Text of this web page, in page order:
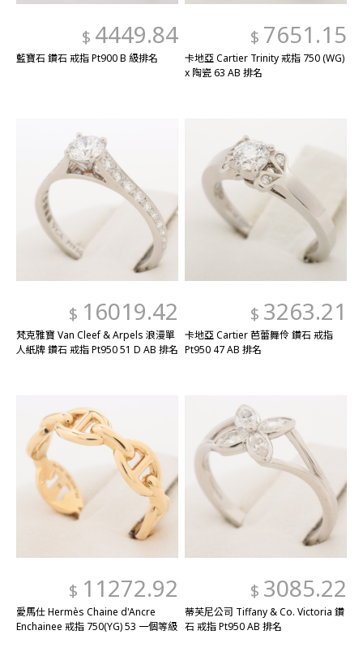
$ 4449.84
藍寶石 鑽石 戒指 Pt900 B 級排名
$ 7651.15
卡地亞 Cartier Trinity 戒指 750 (WG)
x 陶瓷 63 AB 排名
$ 16019.42
梵克雅寶 Van Cleef & Arpels 浪漫單
人紙牌 鑽石 戒指 Pt950 51 D AB 排名
$ 3263.21
卡地亞 Cartier 芭蕾舞伶 鑽石 戒指
Pt950 47 AB 排名
$ 11272.92
愛馬仕 Hermès Chaine d'Ancre
Enchainee 戒指 750(YG) 53 一個等級
$ 3085.22
蒂芙尼公司 Tiffany & Co. Victoria 鑽
石 戒指 Pt950 AB 排名